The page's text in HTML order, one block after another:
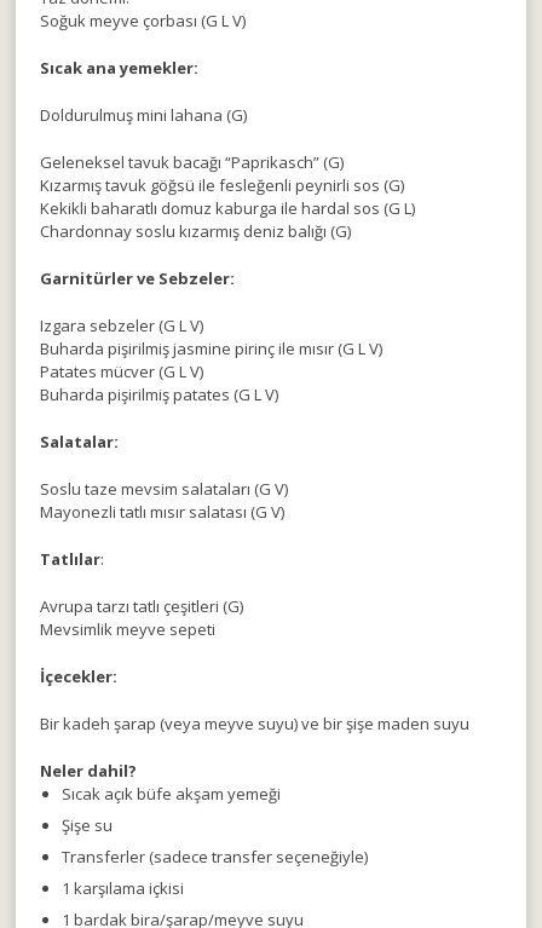
Soğuk meyve çorbası (G L V)
Sıcak ana yemekler:
Doldurulmuş mini lahana (G)
Geleneksel tavuk bacağı “Paprikasch” (G)
Kızarmış tavuk göğsü ile fesleğenli peynirli sos (G)
Kekikli baharatlı domuz kaburga ile hardal sos (G L)
Chardonnay soslu kızarmış deniz balığı (G)
Garnitürler ve Sebzeler:
Izgara sebzeler (G L V)
Buharda pişirilmiş jasmine pirinç ile mısır (G L V)
Patates mücver (G L V)
Buharda pişirilmiş patates (G L V)
Salatalar:
Soslu taze mevsim salataları (G V)
Mayonezli tatlı mısır salatası (G V)
Tatlılar:
Avrupa tarzı tatlı çeşitleri (G)
Mevsimlik meyve sepeti
İçecekler:
Bir kadeh şarap (veya meyve suyu) ve bir şişe maden suyu
Neler dahil?
Sıcak açık büfe akşam yemeği
Şişe su
Transferler (sadece transfer seçeneğiyle)
1 karşılama içkisi
1 bardak bira/şarap/meyve suyu